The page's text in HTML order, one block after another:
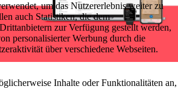
um das Nutzererlebnis weiter zu
auch Statistiken, die dem
zur Verfügung gestellt werden,
personalisierter Werbung durch die
über verschiedene Webseiten.
Inhalte oder Funktionalitäten an,